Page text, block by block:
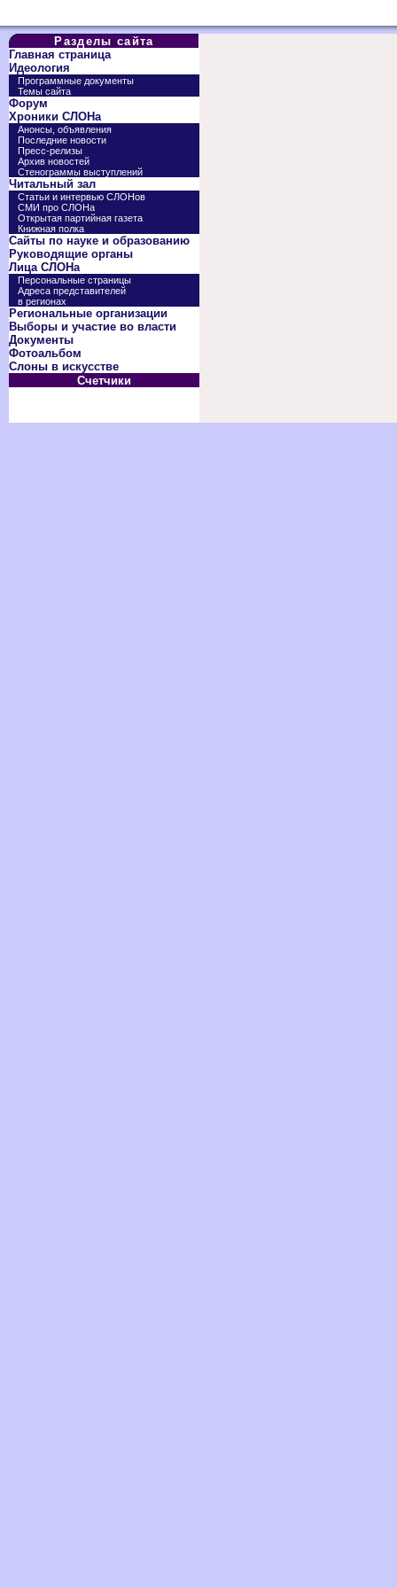
Разделы сайта
Главная страница
Идеология
Программные документы
Темы сайта
Форум
Хроники СЛОНа
Анонсы, объявления
Последние новости
Пресс-релизы
Архив новостей
Стенограммы выступлений
Читальный зал
Статьи и интервью СЛОНов
СМИ про СЛОНа
Открытая партийная газета
Книжная полка
Сайты по науке и образованию
Руководящие органы
Лица СЛОНа
Персональные страницы
Адреса представителей
в регионах
Региональные организации
Выборы и участие во власти
Документы
Фотоальбом
Слоны в искусстве
Счетчики